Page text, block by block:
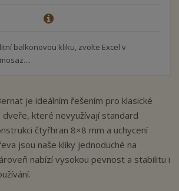
balkonovou kliku, zvolte Excel v
je ideálním řešením pro klasické
dveře, které nevyužívají standard
čtyřhran 8×8 mm a uchycení
jsou naše kliky jednoduché na
nabízí vysokou pevnost a stabilitu i